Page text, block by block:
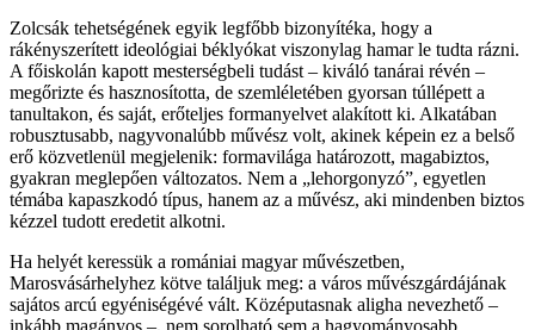
Zolcsák tehetségének egyik legfőbb bizonyítéka, hogy a
rákényszerített ideológiai béklyókat viszonylag hamar le tudta rázni.
A főiskolán kapott mesterségbeli tudást – kiváló tanárai révén –
megőrizte és hasznosította, de szemléletében gyorsan túllépett a
tanultakon, és saját, erőteljes formanyelvet alakított ki. Alkatában
robusztusabb, nagyvonalúbb művész volt, akinek képein ez a belső
erő közvetlenül megjelenik: formavilága határozott, magabiztos,
gyakran meglepően változatos. Nem a „lehorgonyzó”, egyetlen
témába kapaszkodó típus, hanem az a művész, aki mindenben biztos
kézzel tudott eredetit alkotni.
Ha helyét keressük a romániai magyar művészetben,
Marosvásárhelyhez kötve találjuk meg: a város művészgárdájának
sajátos arcú egyéniségévé vált. Középutasnak aligha nevezhető –